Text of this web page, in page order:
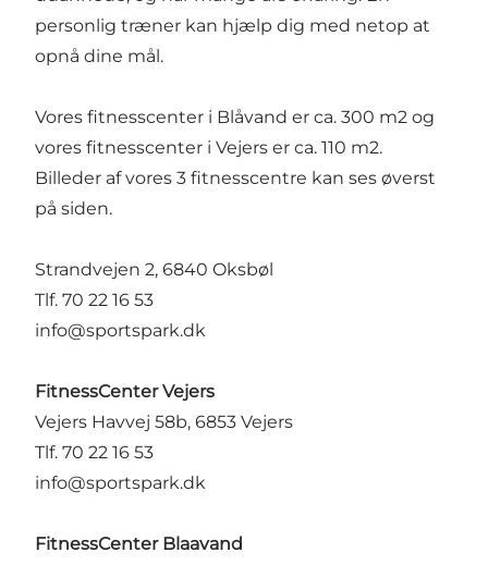
personlig træner kan hjælp dig med netop at
opnå dine mål.
Vores fitnesscenter i Blåvand er ca. 300 m2 og
vores fitnesscenter i Vejers er ca. 110 m2.
Billeder af vores 3 fitnesscentre kan ses øverst
på siden.
Strandvejen 2, 6840 Oksbøl
Tlf. 70 22 16 53
info@sportspark.dk
FitnessCenter Vejers
Vejers Havvej 58b, 6853 Vejers
Tlf. 70 22 16 53
info@sportspark.dk
FitnessCenter Blaavand